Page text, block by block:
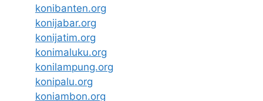
konibanten.org
konijabar.org
konijatim.org
konimaluku.org
konilampung.org
konipalu.org
koniambon.org